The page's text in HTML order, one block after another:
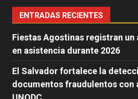
ENTRADAS RECIENTES
Fiestas Agostinas registran un
en asistencia durante 2026
El Salvador fortalece la
documentos fraudulentos con